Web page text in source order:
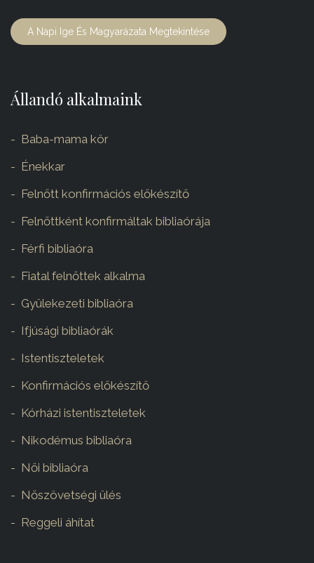
A Napi Ige És Magyarázata Megtekintése
Állandó alkalmaink
Baba-mama kör
Énekkar
Felnőtt konfirmációs előkészítő
Felnőttként konfirmáltak bibliaórája
Férfi bibliaóra
Fiatal felnőttek alkalma
Gyülekezeti bibliaóra
Ifjúsági bibliaórák
Istentiszteletek
Konfirmációs előkészítő
Kórházi istentiszteletek
Nikodémus bibliaóra
Női bibliaóra
Nőszövetségi ülés
Reggeli áhítat